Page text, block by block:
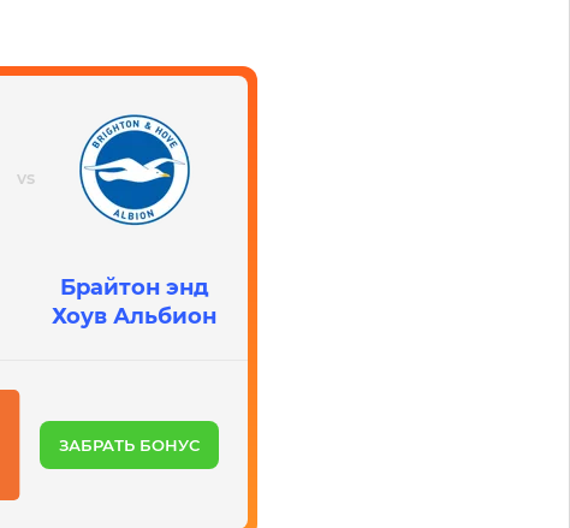
Брайтон энд
Хоув Альбион
ЗАБРАТЬ БОНУС